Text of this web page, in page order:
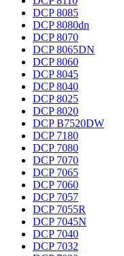
DCP 8085
DCP 8080dn
DCP 8070
DCP 8065DN
DCP 8060
DCP 8045
DCP 8040
DCP 8025
DCP 8020
DCP B7520DW
DCP 7180
DCP 7080
DCP 7070
DCP 7065
DCP 7060
DCP 7057
DCP 7055R
DCP 7045N
DCP 7040
DCP 7032